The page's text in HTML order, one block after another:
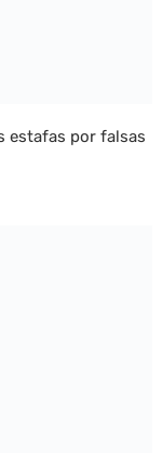
estafas por falsas